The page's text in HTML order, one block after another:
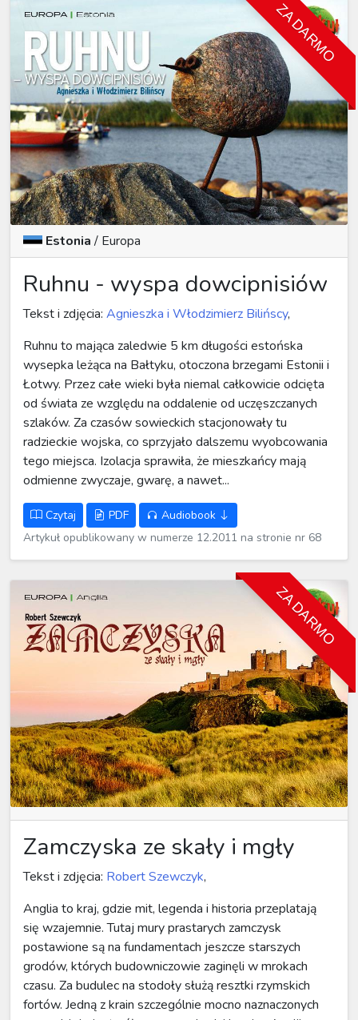
ZA DARMO
Estonia/ Europa
Ruhnu - wyspa dowcipnisiów
Tekst i zdjęcia: Agnieszka i Włodzimierz Bilińscy,
Ruhnu to mająca zaledwie 5 km długości estońska
wysepka leżąca na Bałtyku, otoczona brzegami Estonii i
Łotwy. Przez całe wieki była niemal całkowicie odcięta
od świata ze względu na oddalenie od uczęszczanych
szlaków. Za czasów sowieckich stacjonowały tu
radzieckie wojska, co sprzyjało dalszemu wyobcowania
tego miejsca. Izolacja sprawiła, że mieszkańcy mają
odmienne zwyczaje, gwarę, a nawet...
Czytaj PDF
Audiobook
Artykuł opublikowany w numerze 12.2011 na stronie nr 68
ZA DARMO
Zamczyska ze skały i mgły
Tekst i zdjęcia: Robert Szewczyk,
Anglia to kraj, gdzie mit, legenda i historia przeplatają
się wzajemnie. Tutaj mury prastarych zamczysk
postawione są na fundamentach jeszcze starszych
grodów, których budowniczowie zaginęli w mrokach
czasu. Za budulec na stodoły służą resztki rzymskich
fortów. Jedną z krain szczególnie mocno naznaczonych